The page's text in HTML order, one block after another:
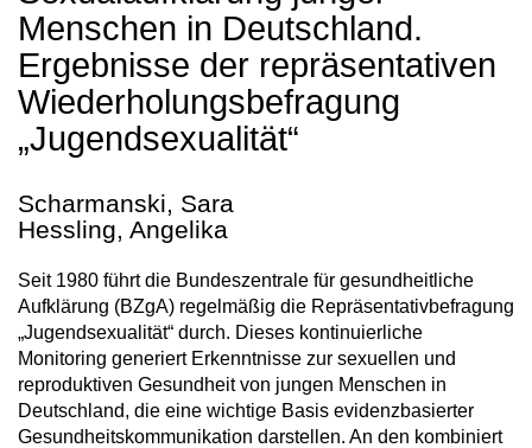
Menschen in Deutschland.
Ergebnisse der repräsentativen
Wiederholungsbefragung
„Jugendsexualität“
Scharmanski, Sara
Hessling, Angelika
Seit 1980 führt die Bundeszentrale für gesundheitliche
Aufklärung (BZgA) regelmäßig die Repräsentativbefragung
„Jugendsexualität“ durch. Dieses kontinuierliche
Monitoring generiert Erkenntnisse zur sexuellen und
reproduktiven Gesundheit von jungen Menschen in
Deutschland, die eine wichtige Basis evidenzbasierter
Gesundheitskommunikation darstellen. An den kombiniert